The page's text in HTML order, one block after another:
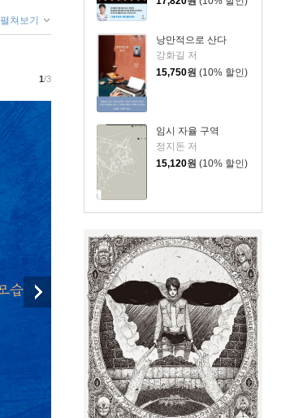
낭만적으로 산다
강화길 저
15,750원 (10% 할인)
임시 자율 구역
정지돈 저
15,120원 (10% 할인)
펼쳐보기
1/3